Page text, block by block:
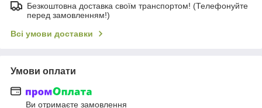
Безкоштовна доставка своїм транспортом! (Телефонуйте
перед замовленням!)
Всі умови доставки
Умови оплати
Ви отримаєте замовлення